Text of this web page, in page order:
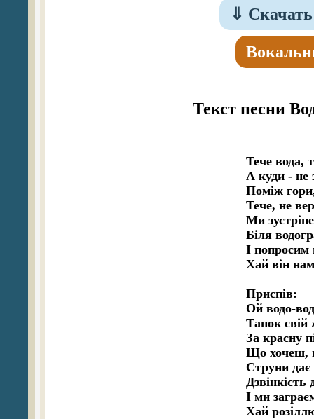
⇓
Текст песни
Тече вода,
А куди - не
Поміж
Тече, не
Ми
Біля
І
Хай він
Приспів:
Ой водо-
Танок свій
За красну
Що хочеш,
Струни дає
Дзвінкість
І ми
Хай